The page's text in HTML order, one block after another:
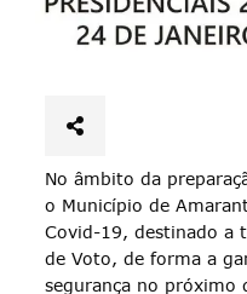
No âmbito da
o Município de
Covid-19, destinado a
de Voto, de forma a
segurança no próximo